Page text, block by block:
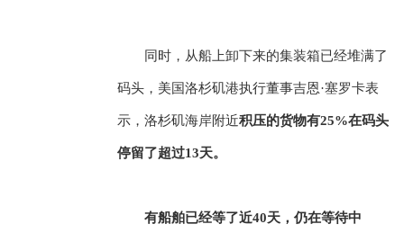
同时，从船上卸下来的集装箱已经堆满了
码头，美国洛杉矶港执行董事吉恩·塞罗卡表
示，洛杉矶海岸附近积压的货物有25%在码头
停留了超过13天。
有船舶已经等了近40天，仍在等待中